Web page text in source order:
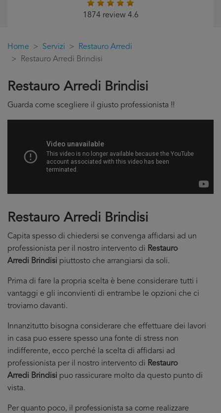
1874 review 4.6
Home Servizi
Restauro Arredi
Restauro Arredi Brindisi
Restauro Arredi Brindisi
Guarda come scegliere il giusto professionista !!
Restauro Arredi Brindisi
Capita spesso di chiedersi se convenga affidarsi ad un
professionista per il nostro intervento di Restauro
Arredi Brindisi piuttosto che arrangiarsi da soli.
Prima di fare la propria scelta è bene considerare tutti i
vantaggi e gli inconvienti di entrambe le opzioni che ci
troviamo davanti.
Innanzitutto bisogna considerare che effettuare dei lavori
in casa puo essere spesso una fonte di stress non
indifferente, ecco perché la scelta di affidarsi ad
professionista per il nostro intervento di Restauro
Arredi Brindisi puo rassicurare molto da questo punto di
vista.
Per quanto poco, il professionista sa come realizzare